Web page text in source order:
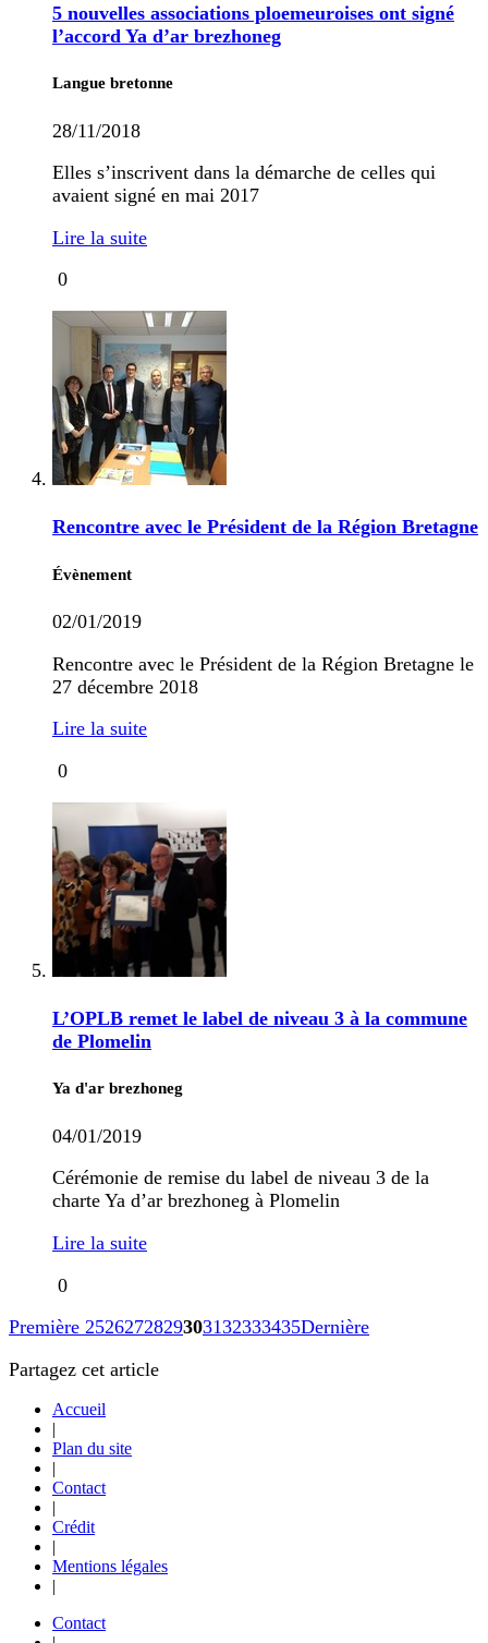
5 nouvelles associations ploemeuroises ont signé
l’accord Ya d’ar brezhoneg
Langue bretonne
28/11/2018
Elles s’inscrivent dans la démarche de celles qui
avaient signé en mai 2017
Lire la suite
0
Rencontre avec le Président de la Région Bretagne
Évènement
02/01/2019
Rencontre avec le Président de la Région Bretagne le
27 décembre 2018
Lire la suite
0
L’OPLB remet le label de niveau 3 à la commune
de Plomelin
Ya d'ar brezhoneg
04/01/2019
Cérémonie de remise du label de niveau 3 de la
charte Ya d’ar brezhoneg à Plomelin
Lire la suite
0
Première 2526272829303132333435Dernière
Partagez cet article
Accueil
|
Plan du site
|
Contact
|
Crédit
|
Mentions légales
|
Contact